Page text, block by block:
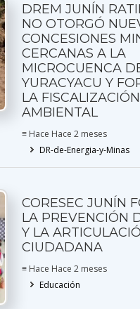
DREM JUNÍN
NO OTORGÓ
CONCESIONES
CERCANAS A LA
MICROCUENCA
YURACYACU Y
LA
AMBIENTAL
≡ Hace Hace 2 meses
DR-de-Energia-y-Minas
CORESEC JUNÍN
LA PREVENCIÓN
Y LA
CIUDADANA
≡ Hace Hace 2 meses
Educación